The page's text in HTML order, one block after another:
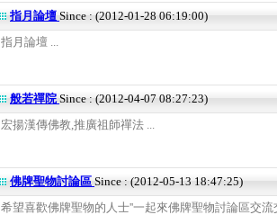
指月論壇 Since : (2012-01-28 06:19:00)
指月論壇 ...
般若禪院Since : (2012-04-07 08:27:23)
宏揚漢傳佛教,推廣祖師禪法 ...
佛牌聖物討論區 Since : (2012-05-13 18:47:25)
希望喜歡佛牌聖物的人士''一起來佛牌聖物討論區交流